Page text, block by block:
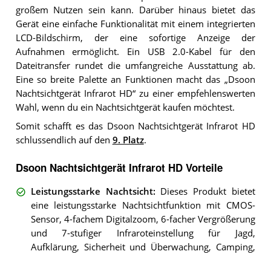
großem Nutzen sein kann. Darüber hinaus bietet das
Gerät eine einfache Funktionalität mit einem integrierten
LCD-Bildschirm, der eine sofortige Anzeige der
Aufnahmen ermöglicht. Ein USB 2.0-Kabel für den
Dateitransfer rundet die umfangreiche Ausstattung ab.
Eine so breite Palette an Funktionen macht das „Dsoon
Nachtsichtgerät Infrarot HD“ zu einer empfehlenswerten
Wahl, wenn du ein Nachtsichtgerät kaufen möchtest.
Somit schafft es das Dsoon Nachtsichtgerät Infrarot HD
schlussendlich auf den 9. Platz.
Dsoon Nachtsichtgerät Infrarot HD Vorteile
Leistungsstarke Nachtsicht: Dieses Produkt bietet
eine leistungsstarke Nachtsichtfunktion mit CMOS-
Sensor, 4-fachem Digitalzoom, 6-facher Vergrößerung
und 7-stufiger Infraroteinstellung für Jagd,
Aufklärung, Sicherheit und Überwachung, Camping,